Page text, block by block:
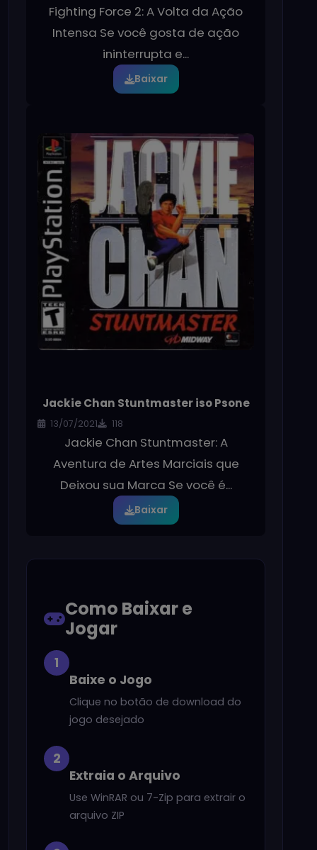
Fighting Force 2: A Volta da Ação
Intensa Se você gosta de ação
ininterrupta e...
Baixar
Jackie Chan Stuntmaster iso Psone
13/07/2021 118
Jackie Chan Stuntmaster: A
Aventura de Artes Marciais que
Deixou sua Marca Se você é...
Baixar
Como Baixar e
Jogar
1
Baixe o Jogo
Clique no botão de download do
jogo desejado
2
Extraia o Arquivo
Use WinRAR ou 7-Zip para extrair o
arquivo ZIP